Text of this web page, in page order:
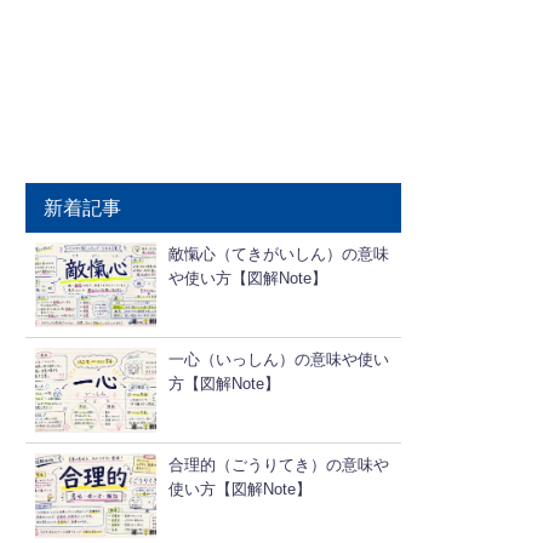
新着記事
敵愾心（てきがいしん）の意味
や使い方【図解Note】
一心（いっしん）の意味や使い
方【図解Note】
合理的（ごうりてき）の意味や
使い方【図解Note】